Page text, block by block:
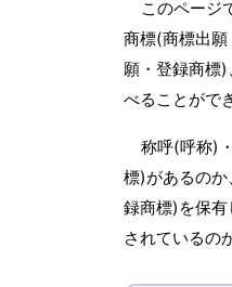
このページ
商標(商標出
願・登録商標
べることがで
称呼(呼称)
標)があるの
録商標)を保
されているの